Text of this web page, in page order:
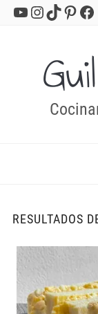
YouTube
Instagram
TikTok
RESULTADOS